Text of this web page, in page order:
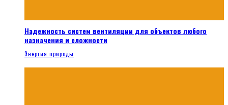
Надежность систем вентиляции для объектов любого
назначения и сложности
Энергия природы